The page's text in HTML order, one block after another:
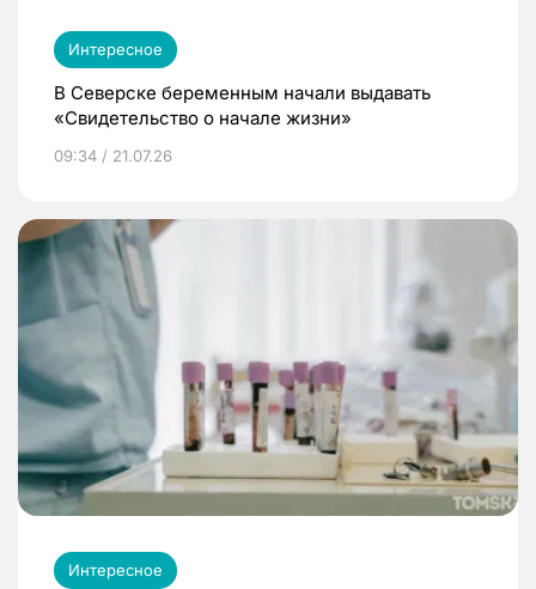
Интересное
В Северске беременным начали выдавать
«Свидетельство о начале жизни»
09:34 / 21.07.26
Интересное